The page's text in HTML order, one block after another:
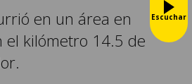
en un área en
el kilómetro 14.5 de
Escuchar